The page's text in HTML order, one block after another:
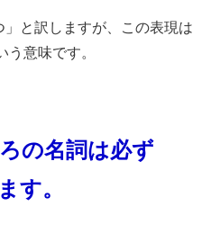
と訳しますが、この表現は
う意味です。
の名詞は必ず
す。